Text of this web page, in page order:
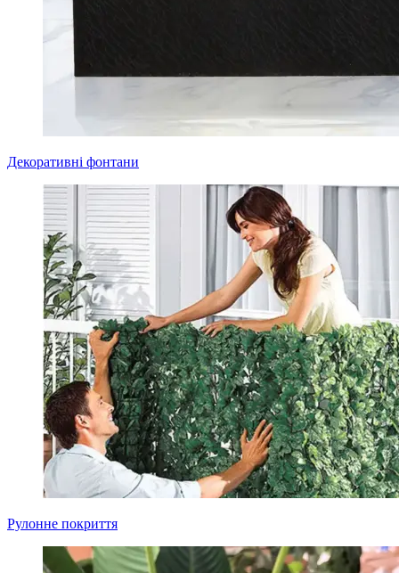
Декоративні фонтани
Рулонне покриття